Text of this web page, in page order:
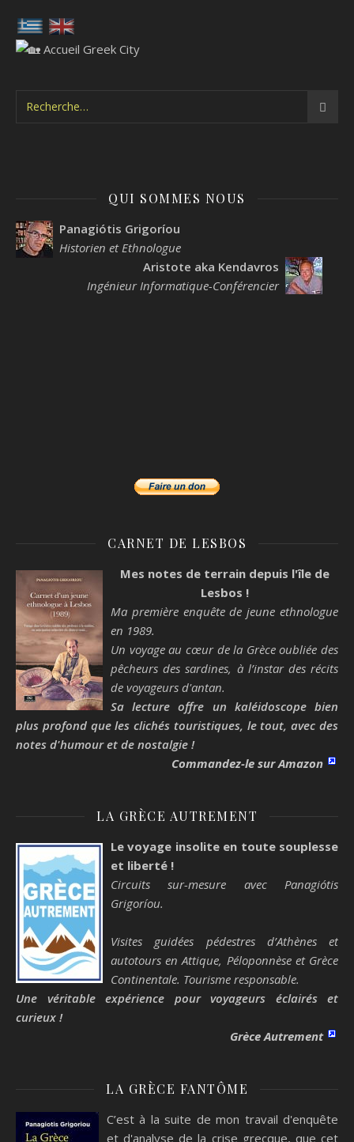
QUI SOMMES NOUS
Panagiótis Grigoríou
Historien et Ethnologue
Aristote aka Kendavros
Ingénieur Informatique-Conférencier
CARNET DE LESBOS
Mes notes de terrain depuis l'île de
Lesbos !
Ma première enquête de jeune ethnologue
en 1989.
Un voyage au cœur de la Grèce oubliée des
pêcheurs des sardines, à l’instar des récits
de voyageurs d'antan.
Sa lecture offre un kaléidoscope bien
plus profond que les clichés touristiques, le tout, avec des
notes d'humour et de nostalgie !
Commandez-le sur Amazon
LA GRÈCE AUTREMENT
Le voyage insolite en toute souplesse
et liberté !
Circuits sur-mesure avec Panagiótis
Grigoríou.
Visites guidées pédestres d’Athènes et
autotours en Attique, Péloponnèse et Grèce
Continentale. Tourisme responsable.
Une véritable expérience pour voyageurs éclairés et
curieux !
Grèce Autrement
LA GRÈCE FANTÔME
C’est à la suite de mon travail d'enquête
et d'analyse de la crise grecque, que cet